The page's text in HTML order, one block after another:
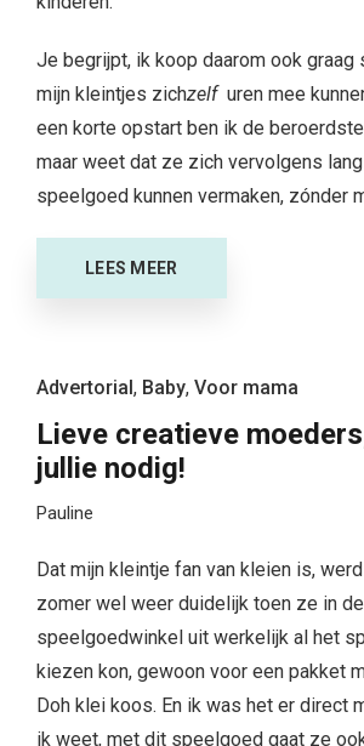
Je begrijpt, ik koop daarom ook graag
mijn kleintjes zichzelf uren mee
een korte opstart ben ik de
maar weet dat ze zich vervolgens
speelgoed kunnen vermaken, zónder
LEES MEER
Advertorial, Baby, Voor mama
Lieve creatieve
jullie nodig!
Pauline
Dat mijn kleintje fan van kleien is,
zomer wel weer duidelijk toen ze in de
speelgoedwinkel uit werkelijk al het
kiezen kon, gewoon voor een pakket
Doh klei koos. En ik was het er direct
ik weet, met dit speelgoed gaat ze